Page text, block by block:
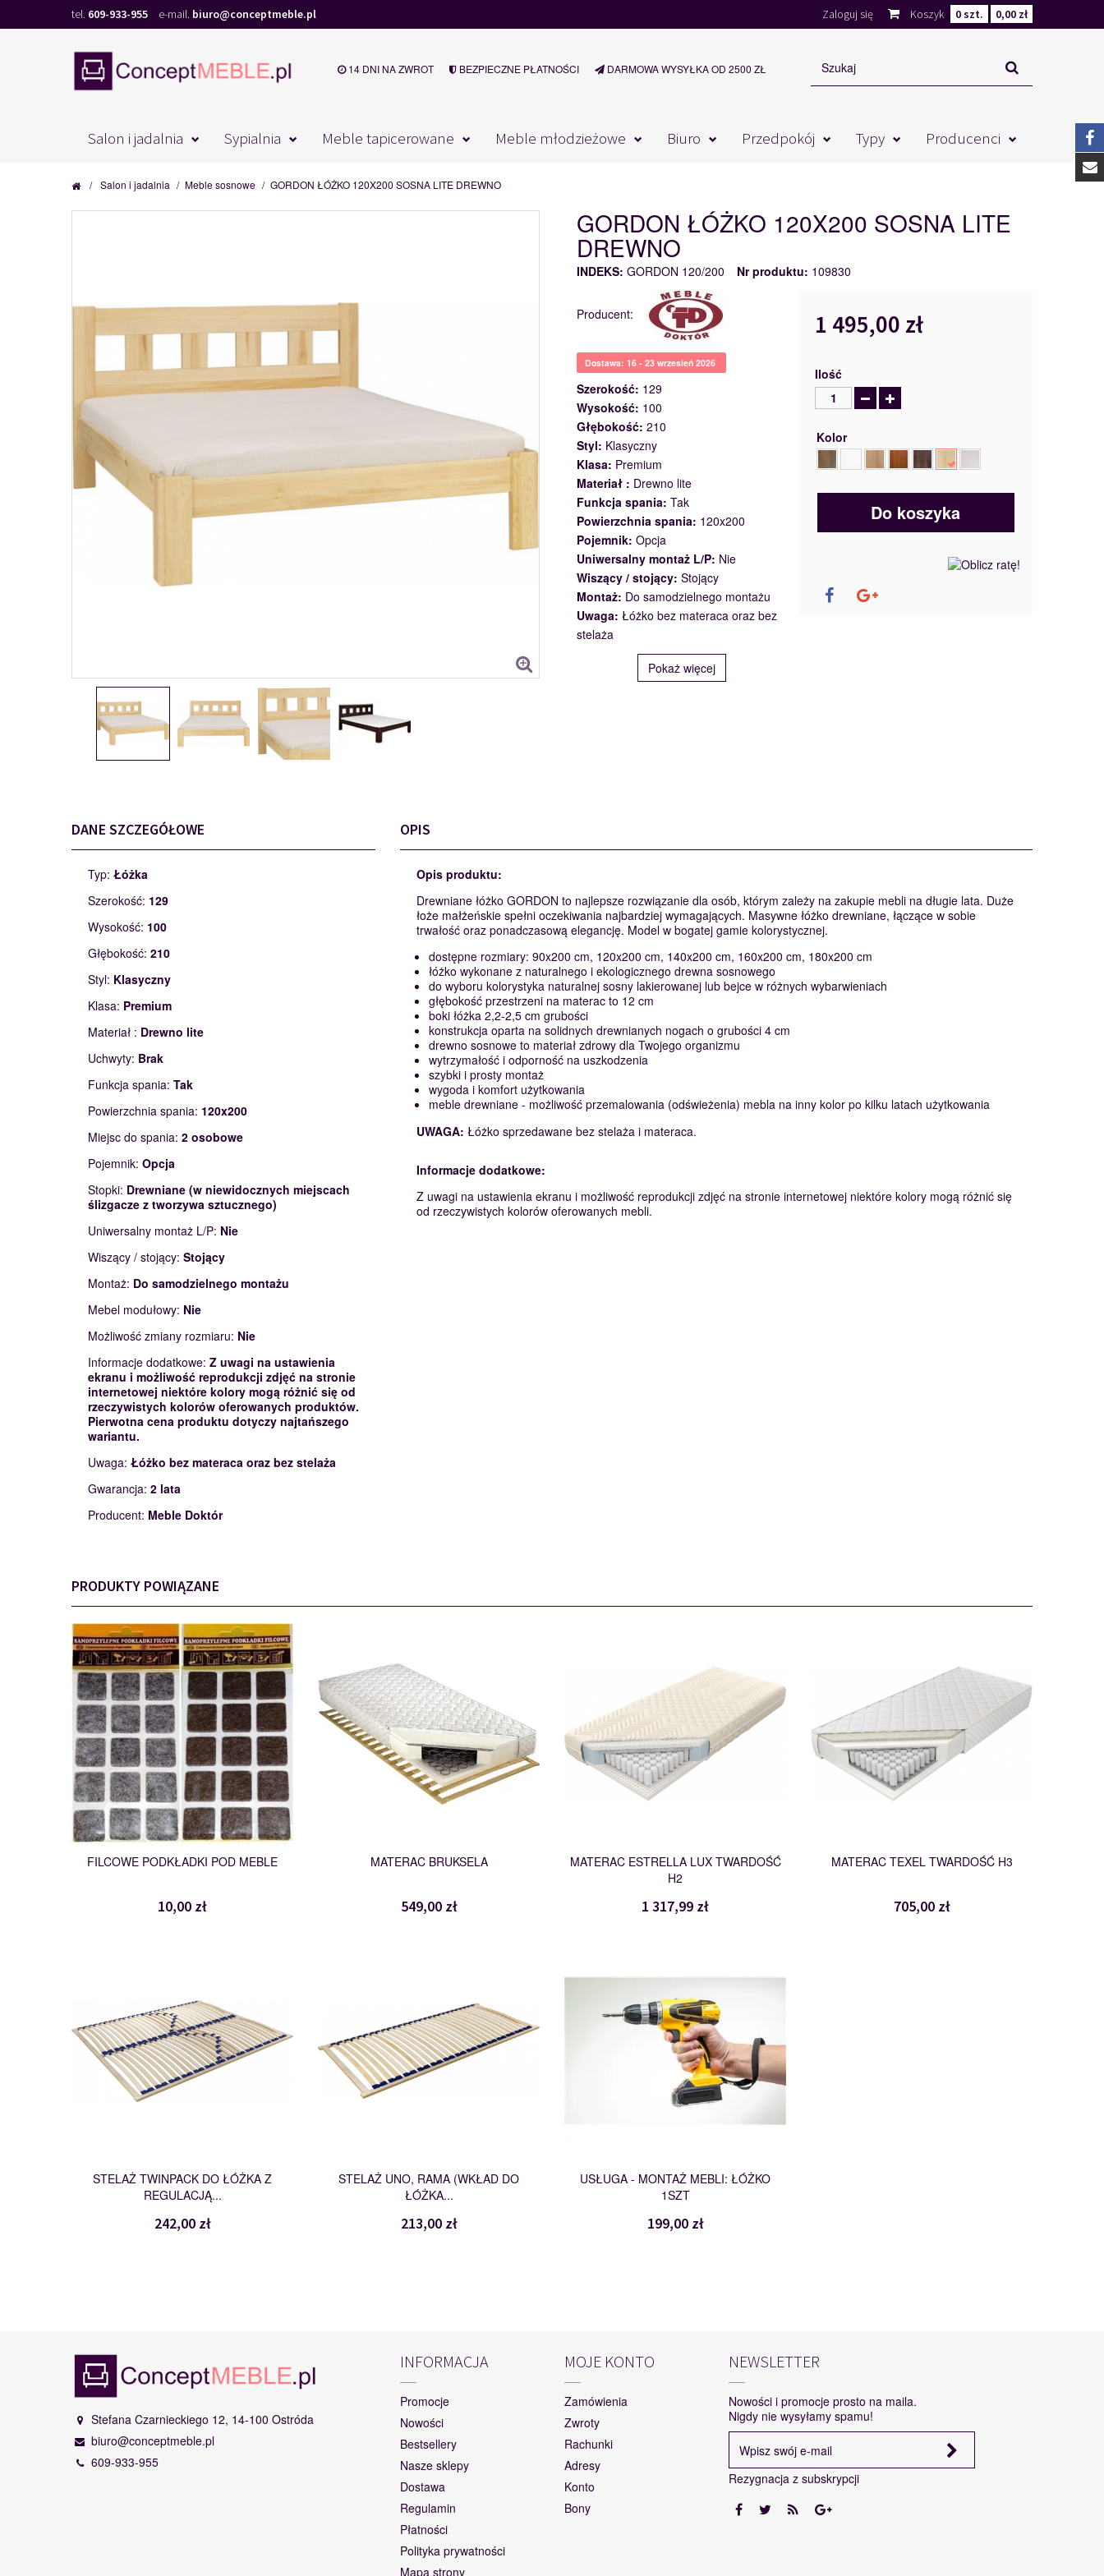
tel. 609-933-955 e-mail. biuro@conceptmeble.pl Koszyk 0szt. 0,00 zł
Zaloguj się
14 DNI NA ZWROT BEZPIECZNE PŁATNOŚCI DARMOWA WYSYŁKA OD 2500 ZŁ
Salon i jadalnia Sypialnia Meble tapicerowane Meble młodzieżowe Biuro Przedpokój Typy Producenci
/ Salon i jadalnia / Meble sosnowe / GORDON ŁÓŻKO 120X200 SOSNA LITE DREWNO
GORDON ŁÓŻKO 120X200 SOSNA LITE
DREWNO
INDEKS: GORDON 120/200 Nr produktu: 109830
Producent:
Dostawa: 16 - 23 wrzesień 2026
Szerokość: 129
Wysokość: 100
Głębokość: 210
Styl: Klasyczny
Klasa: Premium
Materiał : Drewno lite
Funkcja spania: Tak
Powierzchnia spania: 120x200
Pojemnik: Opcja
Uniwersalny montaż L/P: Nie
Wiszący / stojący: Stojący
Montaż: Do samodzielnego montażu
Uwaga: Łóżko bez materaca oraz bez
stelaża
Pokaż więcej
1 495,00 zł
Ilość
Do koszyka
DANE SZCZEGÓŁOWE
Typ: Łóżka
Szerokość: 129
Wysokość: 100
Głębokość: 210
Styl: Klasyczny
Klasa: Premium
Materiał : Drewno lite
Uchwyty: Brak
Funkcja spania: Tak
Powierzchnia spania: 120x200
Miejsc do spania: 2 osobowe
Pojemnik: Opcja
Stopki: Drewniane (w niewidocznych miejscach
ślizgacze z tworzywa sztucznego)
Uniwersalny montaż L/P: Nie
Wiszący / stojący: Stojący
Montaż: Do samodzielnego montażu
Mebel modułowy: Nie
Możliwość zmiany rozmiaru: Nie
Informacje dodatkowe: Z uwagi na ustawienia
ekranu i możliwość reprodukcji zdjęć na stronie
internetowej niektóre kolory mogą różnić się od
rzeczywistych kolorów oferowanych produktów.
Pierwotna cena produktu dotyczy najtańszego
wariantu.
Uwaga: Łóżko bez materaca oraz bez stelaża
Gwarancja: 2 lata
Producent: Meble Doktór
OPIS
Opis produktu:
Drewniane łóżko GORDON to najlepsze rozwiązanie dla osób, którym zależy na zakupie mebli na długie lata. Duże
łoże małżeńskie spełni oczekiwania najbardziej wymagających. Masywne łóżko drewniane, łączące w sobie
trwałość oraz ponadczasową elegancję. Model w bogatej gamie kolorystycznej.
dostępne rozmiary: 90x200 cm, 120x200 cm, 140x200 cm, 160x200 cm, 180x200 cm
łóżko wykonane z naturalnego i ekologicznego drewna sosnowego
do wyboru kolorystyka naturalnej sosny lakierowanej lub bejce w różnych wybarwieniach
głębokość przestrzeni na materac to 12 cm
boki łóżka 2,2-2,5 cm grubości
konstrukcja oparta na solidnych drewnianych nogach o grubości 4 cm
drewno sosnowe to materiał zdrowy dla Twojego organizmu
wytrzymałość i odporność na uszkodzenia
szybki i prosty montaż
wygoda i komfort użytkowania
meble drewniane - możliwość przemalowania (odświeżenia) mebla na inny kolor po kilku latach użytkowania
UWAGA: Łóżko sprzedawane bez stelaża i materaca.
Informacje dodatkowe:
Z uwagi na ustawienia ekranu i możliwość reprodukcji zdjęć na stronie internetowej niektóre kolory mogą różnić się
od rzeczywistych kolorów oferowanych mebli.
PRODUKTY POWIĄZANE
PODKŁADKI
110562
FILCOWE PODKŁADKI POD MEBLE
10,00 zł
MATERAC BRUKSELA
549,00 zł
MATERAC ESTRELLA LUX TWARDOŚĆ
H2
1 317,99 zł
MATERAC TEXEL TWARDOŚĆ H3
705,00 zł
STELAŻ TWINPACK DO ŁÓŻKA Z
REGULACJĄ...
242,00 zł
STELAŻ UNO, RAMA (WKŁAD DO
ŁÓŻKA...
213,00 zł
USŁUGA - MONTAŻ MEBLI: ŁÓŻKO
1SZT
199,00 zł
Stefana Czarnieckiego 12, 14-100 Ostróda
biuro@conceptmeble.pl
609-933-955
INFORMACJA
Promocje
Nowości
Bestsellery
Nasze sklepy
Dostawa
Regulamin
Płatności
Polityka prywatności
Mapa strony
MOJE KONTO
Zamówienia
Zwroty
Rachunki
Adresy
Konto
Bony
NEWSLETTER
Nowości i promocje prosto na maila.
Nigdy nie wysyłamy spamu!
Rezygnacja z subskrypcji